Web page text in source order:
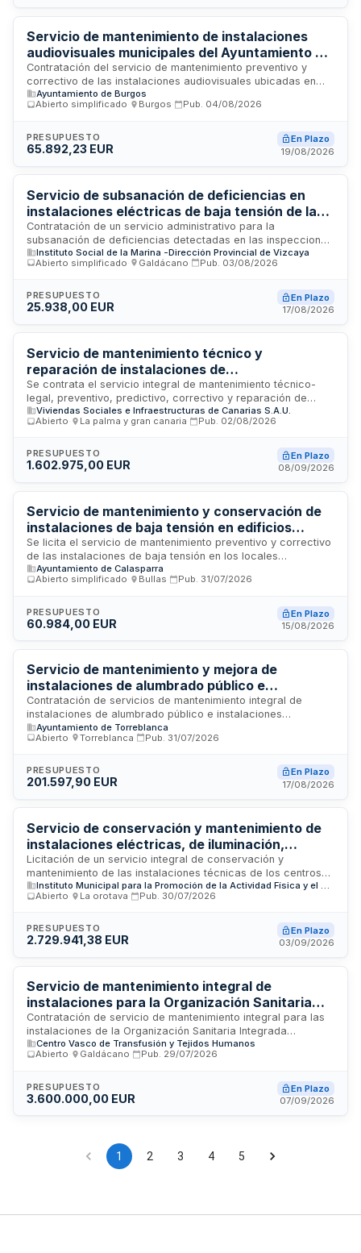
personas e inmuebles, y reposición de pequeño material.
Servicio de mantenimiento de instalaciones
audiovisuales municipales del Ayuntamiento de
Burgos
Contratación del servicio de mantenimiento preventivo y
correctivo de las instalaciones audiovisuales ubicadas en
dependencias municipales del Ayuntamiento de Burgos,
incluyendo la Sala Capitular, Sala de Usos Múltiples, Sala de
comprende trabajos de mantenimiento técnico, reposición de
materiales por obsolescencia y control periódico de
primera electricista y Técnico en audiovisuales. La duración
del contrato es de tres años con posibilidad de prórroga
anual hasta dos años adicionales.
Ayuntamiento de Burgos
Abierto simplificado
Burgos Pub. 04/08/2026
PRESUPUESTO
65.892,23 EUR
En Plazo
19/08/2026
Servicio de subsanación de deficiencias en
instalaciones eléctricas de baja tensión de la
Dirección Provincial del Instituto Social de la
Marina de Bizkaia
Contratación de un servicio administrativo para la
subsanación de deficiencias detectadas en las inspecciones
periódicas reglamentarias de las instalaciones eléctricas de
baja tensión ubicadas en los edificios de la Dirección
objetivo es mantener todas las instalaciones en perfecto
estado de funcionamiento y obtener los informes favorables
con las inspecciones reglamentarias exigidas.
Instituto Social de la Marina -Dirección Provincial de Vizcaya
Abierto simplificado
Galdácano Pub. 03/08/2026
PRESUPUESTO
25.938,00 EUR
En Plazo
17/08/2026
Servicio de mantenimiento técnico y
reparación de instalaciones de
telecomunicaciones, fotovoltaicas y eléctricas
en edificios de VISOCAN en Gran Canaria y La
Palma
Se contrata el servicio integral de mantenimiento técnico-
legal, preventivo, predictivo, correctivo y reparación de
elementos e instalaciones de telecomunicaciones,
fotovoltaicas y eléctricas de baja tensión en los edificios y
VISOCAN, cedidos en régimen de alquiler en las islas de
Gran Canaria y La Palma. El servicio garantiza el
continuidad y calidad del suministro eléctrico, cumpliendo
todos los requisitos legales establecidos sobre
mantenimiento de estas instalaciones.
Viviendas Sociales e Infraestructuras de Canarias S.A.U.
Abierto
La palma y gran canaria Pub. 02/08/2026
PRESUPUESTO
1.602.975,00 EUR
En Plazo
08/09/2026
Servicio de mantenimiento y conservación de
instalaciones de baja tensión en edificios
municipales del Ayuntamiento de Calasparra
Se licita el servicio de mantenimiento preventivo y correctivo
de las instalaciones de baja tensión en los locales
dependientes del Ayuntamiento de Calasparra. El contrato
incluye inspecciones y revisiones periódicas reglamentarias
énfasis en seguridad, conservación y aptitud de uso. El
servicio abarca los centros municipales relacionados en el
futuras bajo los mismos precios unitarios.
Ayuntamiento de Calasparra
Abierto simplificado
Bullas Pub. 31/07/2026
PRESUPUESTO
60.984,00 EUR
En Plazo
15/08/2026
Servicio de mantenimiento y mejora de
instalaciones de alumbrado público e
instalaciones eléctricas del Ayuntamiento de
Torreblanca
Contratación de servicios de mantenimiento integral de
instalaciones de alumbrado público e instalaciones
eléctricas de los edificios y dependencias municipales del
Ayuntamiento de Torreblanca. El servicio comprende
averías, reposición de componentes, inspecciones técnicas
y mejoras funcionales para garantizar el funcionamiento
ejecutará conforme a criterios de calidad, sostenibilidad
ambiental y eficiencia económica durante la vigencia del
contrato.
Ayuntamiento de Torreblanca
Abierto
Torreblanca Pub. 31/07/2026
PRESUPUESTO
201.597,90 EUR
En Plazo
17/08/2026
Servicio de conservación y mantenimiento de
instalaciones eléctricas, de iluminación,
protección contra incendios y aparatos
elevadores en centros deportivos municipales
de Las Palmas de Gran Canaria
Licitación de un servicio integral de conservación y
mantenimiento de las instalaciones técnicas de los centros
deportivos municipales del Ayuntamiento de Las Palmas de
Gran Canaria. El contrato abarca el mantenimiento preventivo
iluminación, equipos de protección contra incendios y
aparatos elevadores, dividido en dos lotes independientes
ejecución autónoma. La prestación se desarrolla sobre las
instalaciones de los centros deportivos municipales
gestionados por el Instituto Municipal de Deportes.
Instituto Municipal para la Promoción de la Actividad Física y el Deporte del Ayuntamiento de Las Palmas de Gran Canaria
Abierto
La orotava Pub. 30/07/2026
PRESUPUESTO
2.729.941,38 EUR
En Plazo
03/09/2026
Servicio de mantenimiento integral de
instalaciones para la Organización Sanitaria
Integrada Barakaldo-Sestao
Contratación de servicio de mantenimiento integral para las
instalaciones de la Organización Sanitaria Integrada
Barakaldo-Sestao, que incluye hospitales, ambulatorios y
centros de salud ubicados en Barakaldo y Sestao. El servicio
instalaciones eléctricas, térmicas, de gas y petrolíferas, así
como la gestión de residuos y la documentación técnica
instalaciones según la normativa vigente aplicable.
Centro Vasco de Transfusión y Tejidos Humanos
Abierto
Galdácano Pub. 29/07/2026
PRESUPUESTO
3.600.000,00 EUR
En Plazo
07/09/2026
1 2 3 4 5